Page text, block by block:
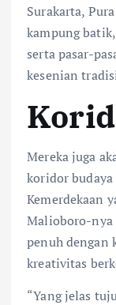
Surakarta,
kampung
serta pasar-
kesenian
Mereka juga
koridor
Kemerdekaan
Malioboro-nya
penuh dengan
kreativitas
“Yang jelas